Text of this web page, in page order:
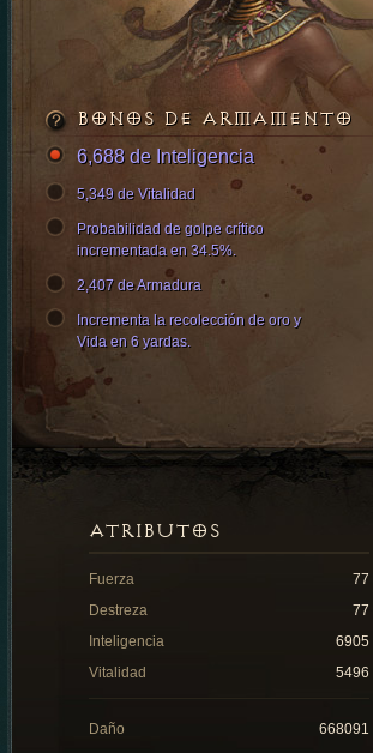
BONOS DE ARMAMENTO
6,688 de Inteligencia
5,349 de Vitalidad
Probabilidad de golpe crítico
incrementada en 34.5%.
2,407 de Armadura
Incrementa la recolección de oro y
Vida en 6 yardas.
ATRIBUTOS
Fuerza
77
Destreza
77
Inteligencia
6905
Vitalidad
5496
Daño
668091